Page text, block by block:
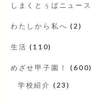
しまくとぅばニュース
わたしから私へ (2)
生活 (110)
めざせ甲子園！ (600)
学校紹介 (23)